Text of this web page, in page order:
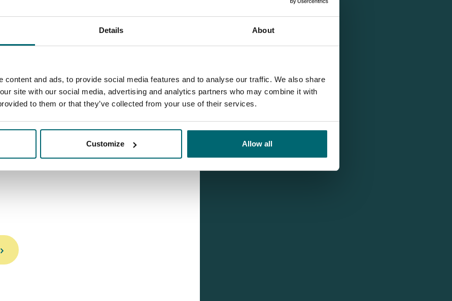
Details About
content and ads, to provide social media features and to analyse our traffic. We also share
site with our social media, advertising and analytics partners who may combine it with
to them or that they’ve collected from your use of their services.
Customize Allow all
noodzaak, de leden van HSV de Lou tegemoet te
eenmalige levering aan van ca. 20 stuks jonge
aanwezige visbestand op Leerke Ven verder te
begrijpen de verwarring. Uiteraard vernemen we
Lou om een en ander nader af te stemmen.
enkele blaam ligt bij alle genoemde partijen.
in de media, op Social Media etc. aangaande
het recht toe om hierop juridische stappen te
oplossing en passende verklaring te hebben